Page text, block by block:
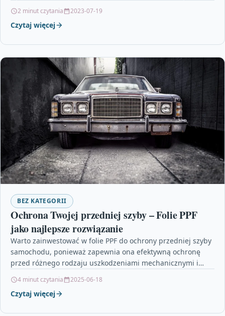
2 minut czytania 2023-07-19
Czytaj więcej
BEZ KATEGORII
Ochrona Twojej przedniej szyby – Folie PPF
jako najlepsze rozwiązanie
Warto zainwestować w folie PPF do ochrony przedniej szyby
samochodu, ponieważ zapewnia ona efektywną ochronę
przed różnego rodzaju uszkodzeniami mechanicznymi i
4 minut czytania 2025-06-18
Czytaj więcej